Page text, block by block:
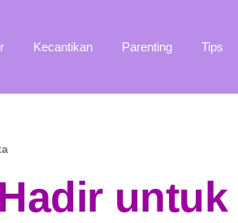
Kecantikan Parenting Tips